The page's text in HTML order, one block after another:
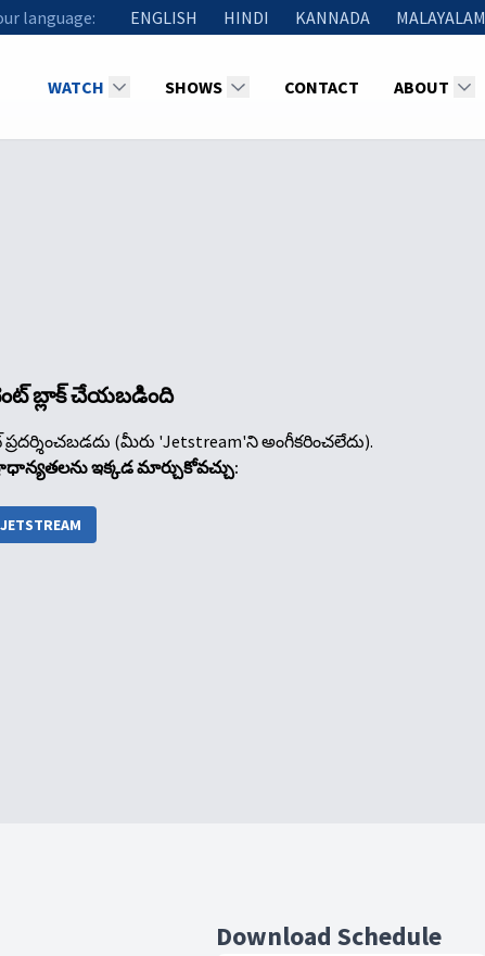
language: ENGLISH HINDI KANNADA MALAYALAM
WATCH SHOWS CONTACT ABOUT
బ్లాక్ చేయబడింది
(మీరు 'Jetstream'ని అంగీకరించలేదు).
ఇక్కడ మార్చుకోవచ్చు:
Download Schedule